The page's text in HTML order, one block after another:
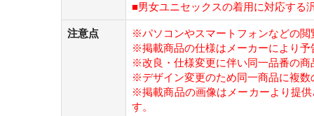
■男女ユニセックスの着用に対応する
注意点
※パソコンやスマートフォンなどの
※掲載商品の仕様はメーカーにより
※改良・仕様変更に伴い同一品番の
※デザイン変更のため同一商品に複
※掲載商品の画像はメーカーより提
す。